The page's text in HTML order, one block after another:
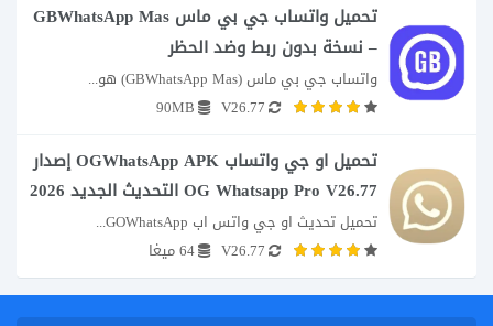
تحميل واتساب جي بي ماس GBWhatsApp Mas
– نسخة بدون ربط وضد الحظر
واتساب جي بي ماس (GBWhatsApp Mas) هو...
V26.77
90MB
تحميل او جي واتساب OGWhatsApp APK إصدار
OG Whatsapp Pro V26.77 التحديث الجديد 2026
تحميل تحديث او جي واتس اب GOWhatsApp...
V26.77
64 ميغا